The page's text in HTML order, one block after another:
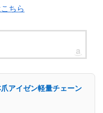
ちら
アイゼン軽量チェーン